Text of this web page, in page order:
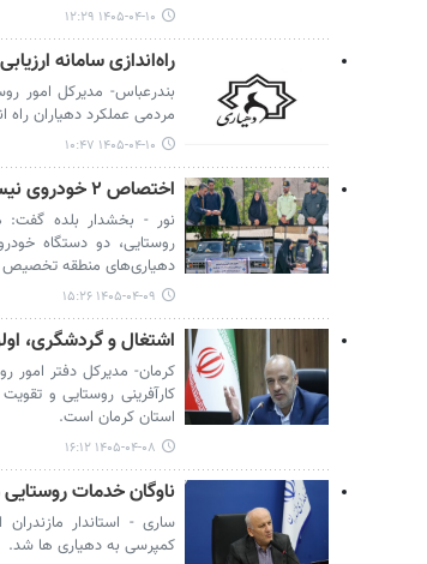
۱۴۰۵-۰۴-۱۰ ۱۲:۲۹
راه‌اندازی سامانه
بندرعباس- مدیرکل امور
مردمی عملکرد دهیاران
۱۴۰۵-۰۴-۱۰ ۱۰:۴۷
اختصاص ۲ خودروی نیسان کمپرسی به روستاهای بلده
نور - بخشدار بلده گفت:
دهیاری‌های منطقه تخصیص
۱۴۰۵-۰۴-۰۹ ۱۵:۲۶
اشتغال و گردشگری،
کرمان- مدیرکل دفتر امور
کارآفرینی روستایی و
استان کرمان است.
۱۴۰۵-۰۴-۰۸ ۱۶:۱۲
ناوگان خدمات
کمپرسی به دهیاری ها شد.